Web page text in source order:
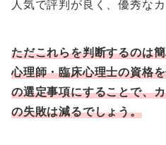
人気で評判が良く、優秀な
ただこれらを判断するのは
心理師・臨床心理士の資格
の選定事項にすることで、
の失敗は減るでしょう。